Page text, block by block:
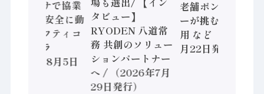
ョンセンサで協業
/ IDEC、安全に動
かすセーフティコ
ントローラ
（2026年8月5日
タビュー】
RYODEN 八道常
務 共創のソリュー
ションパートナー
へ / （2026年7月
29日発行）
老舗ポンプメーカ
ーが挑むデータ活
用 など（2026年7
月22日発行）